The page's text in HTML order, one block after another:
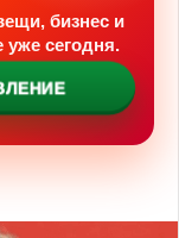
бизнес и
сегодня.